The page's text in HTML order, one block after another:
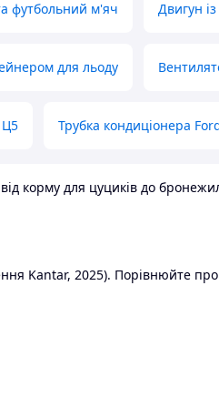
футбольний м'яч Двигун
для льоду
Ц5 Трубка кондиціонера
для цуциків до
Kantar, 2025). Порівнюйте